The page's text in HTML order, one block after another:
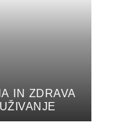
IN ZDRAVA